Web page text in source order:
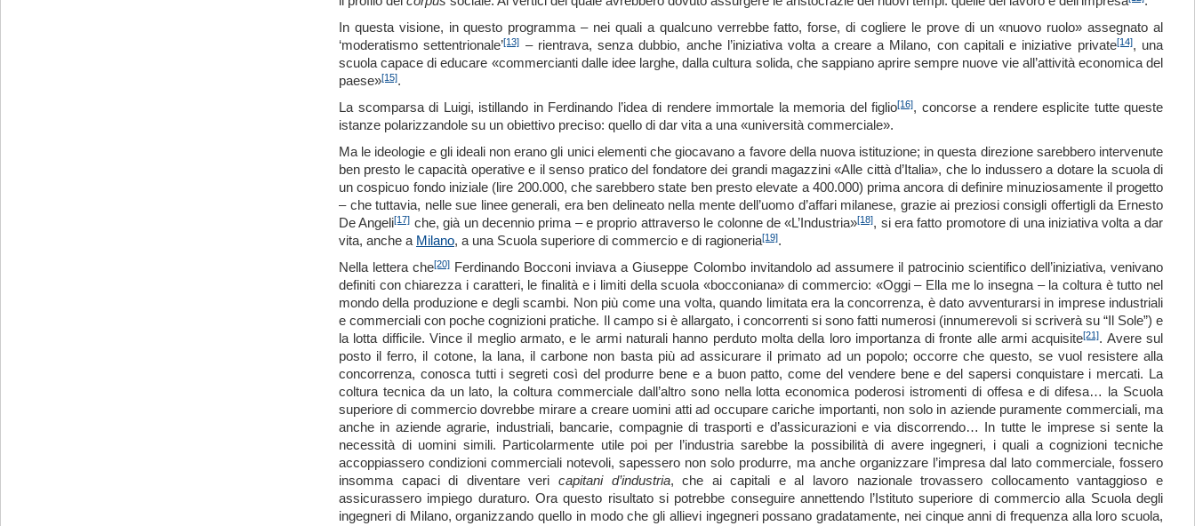
In questa visione, in questo programma – nei quali a qualcuno verrebbe fatto, forse, di cogliere le prove di un «nuovo ruolo» assegnato al
‘moderatismo settentrionale’[13] – rientrava, senza dubbio, anche l’iniziativa volta a creare a Milano, con capitali e iniziative private[14], una
scuola capace di educare «commercianti dalle idee larghe, dalla cultura solida, che sappiano aprire sempre nuove vie all’attività economica del
paese»[15].
La scomparsa di Luigi, istillando in Ferdinando l’idea di rendere immortale la memoria del figlio[16], concorse a rendere esplicite tutte queste
istanze polarizzandole su un obiettivo preciso: quello di dar vita a una «università commerciale».
Ma le ideologie e gli ideali non erano gli unici elementi che giocavano a favore della nuova istituzione; in questa direzione sarebbero intervenute
ben presto le capacità operative e il senso pratico del fondatore dei grandi magazzini «Alle città d’Italia», che lo indussero a dotare la scuola di
un cospicuo fondo iniziale (lire 200.000, che sarebbero state ben presto elevate a 400.000) prima ancora di definire minuziosamente il progetto
– che tuttavia, nelle sue linee generali, era ben delineato nella mente dell’uomo d’affari milanese, grazie ai preziosi consigli offertigli da Ernesto
De Angeli[17] che, già un decennio prima – e proprio attraverso le colonne de «L’Industria»[18], si era fatto promotore di una iniziativa volta a dar
vita, anche a Milano, a una Scuola superiore di commercio e di ragioneria[19].
Nella lettera che[20]Ferdinando Bocconi inviava a Giuseppe Colombo invitandolo ad assumere il patrocinio scientifico dell’iniziativa, venivano
definiti con chiarezza i caratteri, le finalità e i limiti della scuola «bocconiana» di commercio: «Oggi – Ella me lo insegna – la coltura è tutto nel
mondo della produzione e degli scambi. Non più come una volta, quando limitata era la concorrenza, è dato avventurarsi in imprese industriali
e commerciali con poche cognizioni pratiche. Il campo si è allargato, i concorrenti si sono fatti numerosi (innumerevoli si scriverà su “Il Sole”) e
la lotta difficile. Vince il meglio armato, e le armi naturali hanno perduto molta della loro importanza di fronte alle armi acquisite[21]. Avere sul
posto il ferro, il cotone, la lana, il carbone non basta più ad assicurare il primato ad un popolo; occorre che questo, se vuol resistere alla
concorrenza, conosca tutti i segreti così del produrre bene e a buon patto, come del vendere bene e del sapersi conquistare i mercati. La
coltura tecnica da un lato, la coltura commerciale dall’altro sono nella lotta economica poderosi istromenti di offesa e di difesa… la Scuola
superiore di commercio dovrebbe mirare a creare uomini atti ad occupare cariche importanti, non solo in aziende puramente commerciali, ma
anche in aziende agrarie, industriali, bancarie, compagnie di trasporti e d’assicurazioni e via discorrendo… In tutte le imprese si sente la
necessità di uomini simili. Particolarmente utile poi per l’industria sarebbe la possibilità di avere ingegneri, i quali a cognizioni tecniche
accoppiassero condizioni commerciali notevoli, sapessero non solo produrre, ma anche organizzare l’impresa dal lato commerciale, fossero
insomma capaci di diventare veri capitani d’industria, che ai capitali e al lavoro nazionale trovassero collocamento vantaggioso e
assicurassero impiego duraturo. Ora questo risultato si potrebbe conseguire annettendo l’Istituto superiore di commercio alla Scuola degli
ingegneri di Milano, organizzando quello in modo che gli allievi ingegneri possano gradatamente, nei cinque anni di frequenza alla loro scuola,